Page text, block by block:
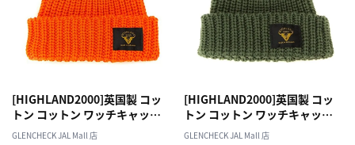
[HIGHLAND2000]英国製 コッ
トン コットン ワッチキャップ
オレンジ [ネコポス便出荷]
GLENCHECK JAL Mall 店
[HIGHLAND2000]英国製 コッ
トン コットン ワッチキャップ
オリーブ [ネコポス便出荷]
GLENCHECK JAL Mall 店